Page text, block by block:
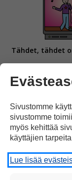
Tähdet, tähdet
valitsevat
Sivustomme
sivustomme
myös kehittää
käyttäjien
Lue lisää